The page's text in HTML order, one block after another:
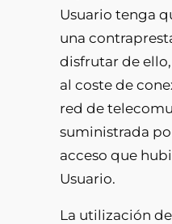
Usuario tenga
una
disfrutar de
al coste de
red de
suministrada
acceso que
Usuario.
La utilización